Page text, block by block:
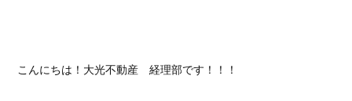
こんにちは！大光不動産 経理部です！！！